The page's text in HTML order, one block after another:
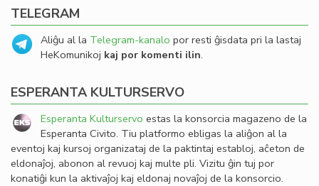
TELEGRAM
Aliĝu al la Telegram-kanalo por resti ĝisdata pri la lastaj
HeKomunikoj kaj por komenti ilin.
ESPERANTA KULTURSERVO
Esperanta Kulturservo estas la konsorcia magazeno de la
Esperanta Civito. Tiu platformo ebligas la aliĝon al la
eventoj kaj kursoj organizataj de la paktintaj establoj, aĉeton de
eldonaĵoj, abonon al revuoj kaj multe pli. Vizitu ĝin tuj por
konatiĝi kun la aktivaĵoj kaj eldonaj novaĵoj de la konsorcio.